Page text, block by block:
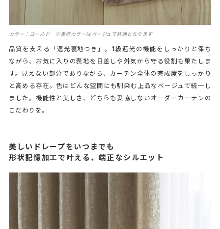
カラー：ゴールド ※裏地カラーはベージュで共通となります
品質を支える「遮光裏地つき」。1級遮光の機能をしっかりと保ち
ながら、お気に入りの表地を日差しや外気から守る役割も果たしま
す。見えない部分でありながら、カーテン全体の完成度をしっかり
と高める存在。色はどんな空間にも馴染む上品なベージュで統一し
ました。機能性と美しさ、どちらも妥協しないオーダーカーテンの
こだわりを。
美しいドレープをいつまでも
形状記憶加工で叶える、端正なシルエット